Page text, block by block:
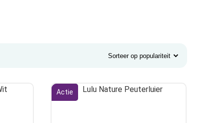
Actie